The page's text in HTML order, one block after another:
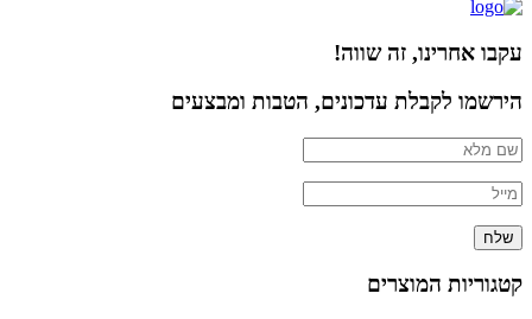
עקבו אחרינו, זה שווה!
הירשמו לקבלת עדכונים, הטבות ומבצעים
שלח
קטגוריות המוצרים